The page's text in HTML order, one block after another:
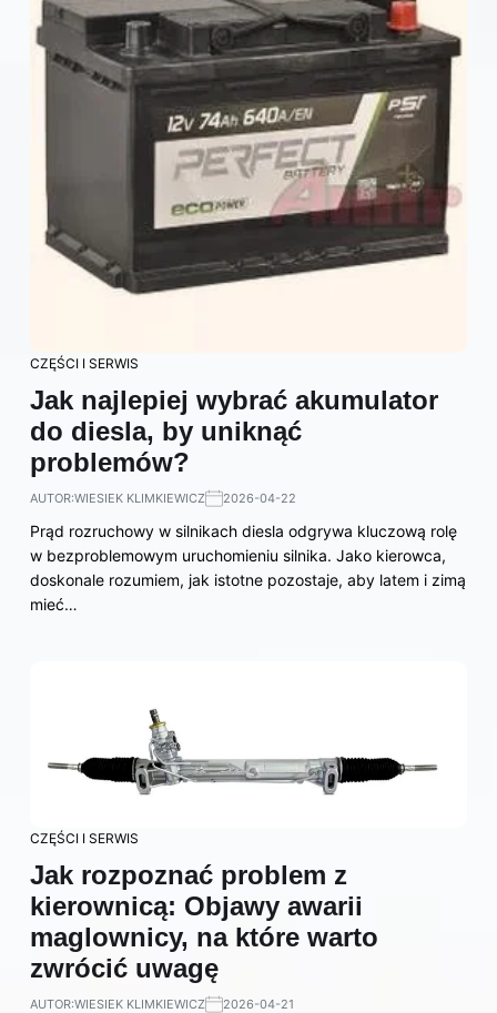
CZĘŚCI I SERWIS
Jak najlepiej wybrać akumulator
do diesla, by uniknąć
problemów?
AUTOR:WIESIEK KLIMKIEWICZ 2026-04-22
Prąd rozruchowy w silnikach diesla odgrywa kluczową rolę
w bezproblemowym uruchomieniu silnika. Jako kierowca,
doskonale rozumiem, jak istotne pozostaje, aby latem i zimą
mieć…
CZĘŚCI I SERWIS
Jak rozpoznać problem z
kierownicą: Objawy awarii
maglownicy, na które warto
zwrócić uwagę
AUTOR:WIESIEK KLIMKIEWICZ 2026-04-21